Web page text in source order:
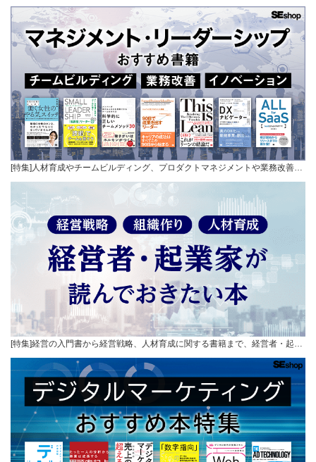
[特集]人材育成やチームビルディング、プロダクトマネジメントや業務改善…
[特集]経営の入門書から経営戦略、人材育成に関する書籍まで、経営者・起…